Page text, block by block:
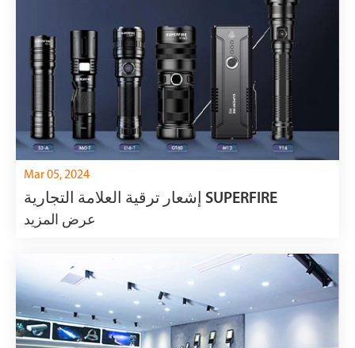
Mar 05, 2024
إشعار ترقية العلامة التجارية SUPERFIRE
عرض المزيد